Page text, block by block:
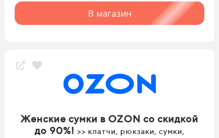
В магазин
Женские сумки в OZON со скидкой
до 90%! >> клатчи, рюкзаки, сумки,